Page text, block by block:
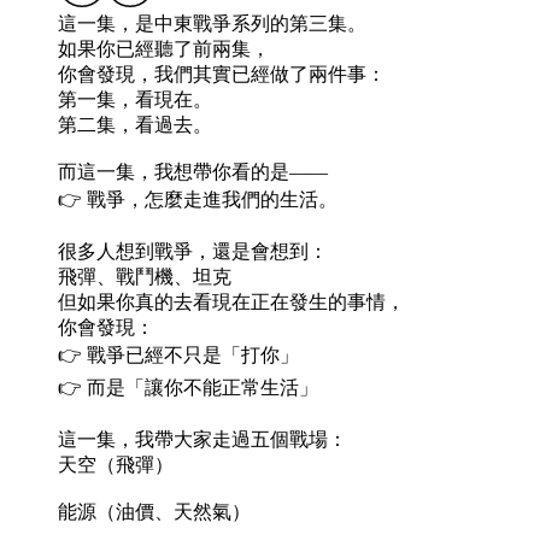
這一集，是中東戰爭系列的第三集。
如果你已經聽了前兩集，
你會發現，我們其實已經做了兩件事：
第一集，看現在。
第二集，看過去。
而這一集，我想帶你看的是——
👉 戰爭，怎麼走進我們的生活。
很多人想到戰爭，還是會想到：
飛彈、戰鬥機、坦克
但如果你真的去看現在正在發生的事情，
你會發現：
👉 戰爭已經不只是「打你」
👉 而是「讓你不能正常生活」
這一集，我帶大家走過五個戰場：
天空（飛彈）
能源（油價、天然氣）